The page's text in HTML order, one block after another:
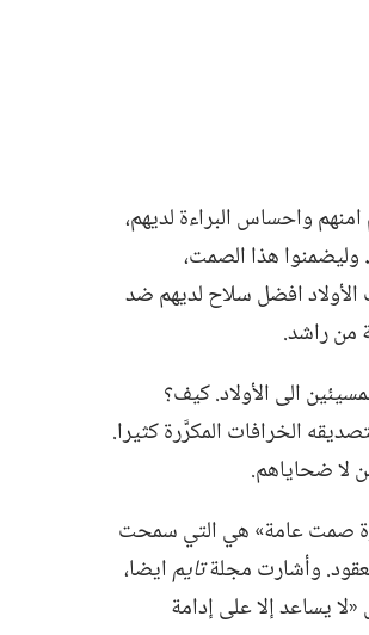
امنهم واحساس البراءة لديهم،‏
وليضمنوا هذا الصمت،‏
افضل سلاح لديهم ضد
من راشد.‏
الى الأولاد.‏ كيف؟‏
الخرافات المكرَّرة كثيرا.‏
لا ضحاياهم.‏
صمت عامة» هي التي سمحت
لعقود.‏ وأشارت مجلةتايمايضا،‏
يساعد إلا على إدامة